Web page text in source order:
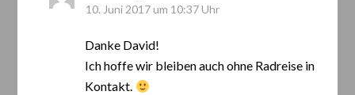
10. Juni 2017 um 10:37 Uhr
Danke David!
Ich hoffe wir bleiben auch ohne Radreise in
Kontakt.